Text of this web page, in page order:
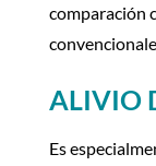
comparación
ALIVIO
Es